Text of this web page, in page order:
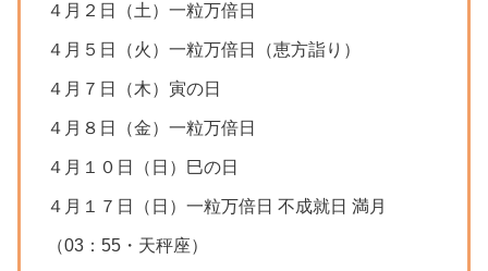
４月２日（土）一粒万倍日
４月５日（火）一粒万倍日（恵方詣り）
４月７日（木）寅の日
４月８日（金）一粒万倍日
４月１０日（日）巳の日
４月１７日（日）一粒万倍日 不成就日 満月
（03：55・天秤座）